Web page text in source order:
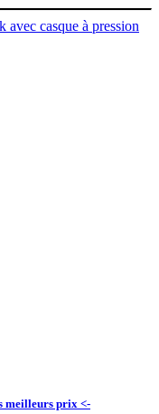
avec casque à pression
meilleurs prix <-